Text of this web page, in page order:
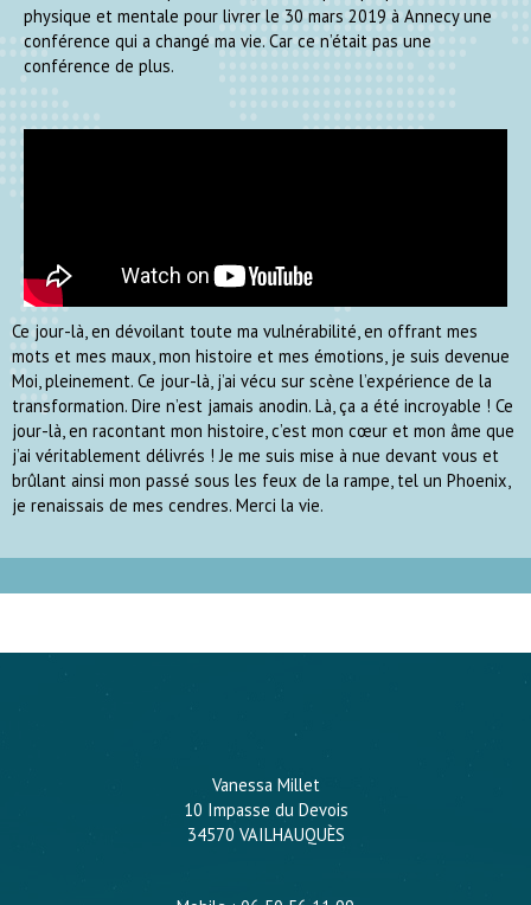
physique et mentale pour livrer le 30 mars 2019 à Annecy une
conférence qui a changé ma vie. Car ce n’était pas une
conférence de plus.
Ce jour-là, en dévoilant toute ma vulnérabilité, en offrant mes
mots et mes maux, mon histoire et mes émotions, je suis devenue
Moi, pleinement. Ce jour-là, j’ai vécu sur scène l’expérience de la
transformation. Dire n’est jamais anodin. Là, ça a été incroyable ! Ce
jour-là, en racontant mon histoire, c’est mon cœur et mon âme que
j’ai véritablement délivrés ! Je me suis mise à nue devant vous et
brûlant ainsi mon passé sous les feux de la rampe, tel un Phoenix,
je renaissais de mes cendres. Merci la vie.
Vanessa Millet
10 Impasse du Devois
34570 VAILHAUQUÈS